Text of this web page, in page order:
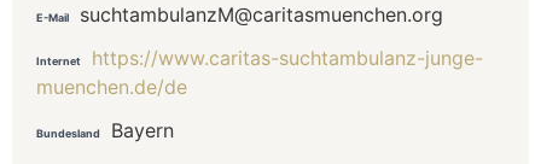
E-Mail suchtambulanzM@​caritasmuenchen.org
Internet
https://www.caritas-suchtambulanz-junge-
muenchen.de/de
Bundesland Bayern